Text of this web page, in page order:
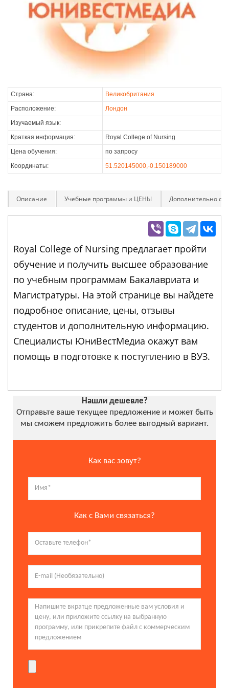
Страна:
Великобритания
Расположение:
Лондон
Изучаемый язык:
Краткая информация:
Royal College of Nursing
Цена обучения:
по запросу
Координаты:
51.520145000,-0.150189000
Описание Учебные программы и ЦЕНЫ Дополнительно
Royal College of Nursing предлагает пройти
обучение и получить высшее образование
по учебным программам Бакалавриата и
Магистратуры. На этой странице вы найдете
подробное описание, цены, отзывы
студентов и дополнительную информацию.
Специалисты ЮниВестМедиа окажут вам
помощь в подготовке к поступлению в ВУЗ.
Нашли дешевле?
Отправьте ваше текущее предложение и может быть
мы сможем предложить более выгодный вариант.
Как вас зовут?
Как с Вами связаться?